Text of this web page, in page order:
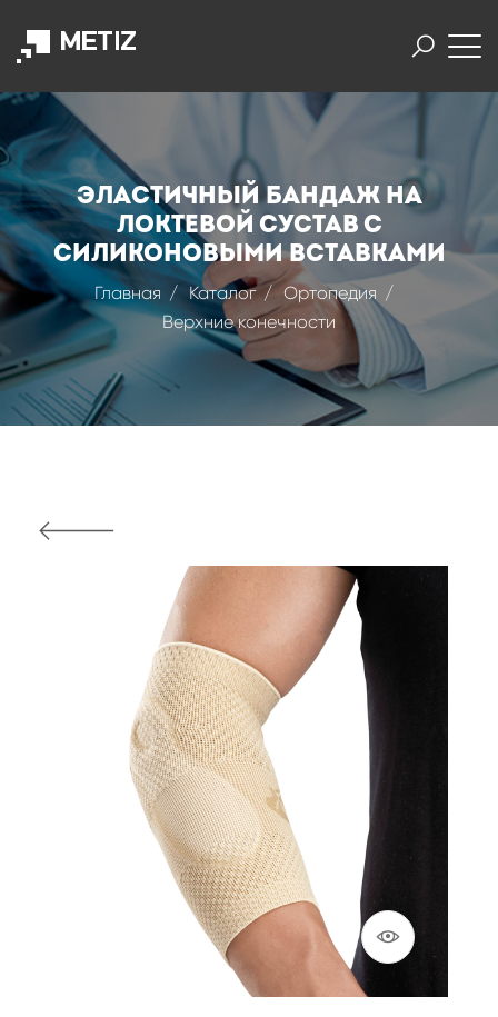
Эластичный бандаж на
локтевой сустав с
силиконовыми вставками
Главная Каталог
Ортопедия
Верхние конечности